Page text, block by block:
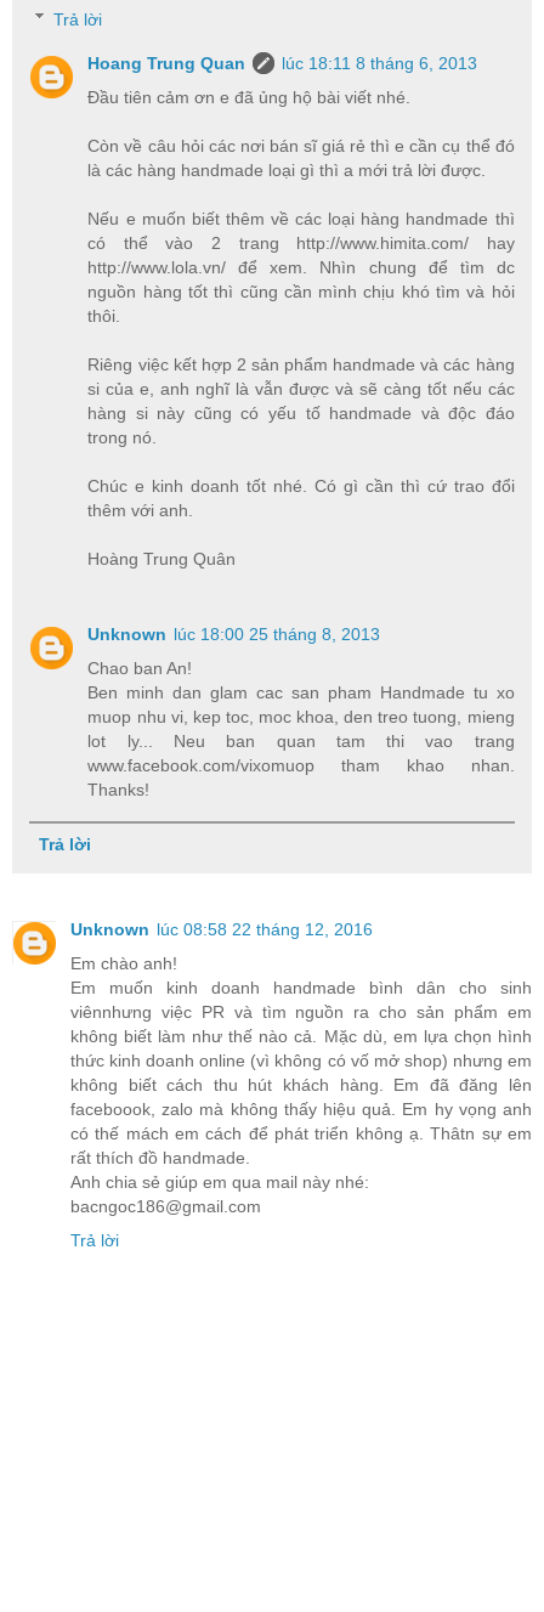
Trả lời
Hoang Trung Quan
lúc 18:11 8 tháng 6, 2013
Đầu tiên cảm ơn e đã ủng hộ bài viết nhé.
Còn về câu hỏi các nơi bán sĩ giá rẻ thì e cần cụ thể đó
là các hàng handmade loại gì thì a mới trả lời được.
Nếu e muốn biết thêm về các loại hàng handmade thì
có thể vào 2 trang http://www.himita.com/ hay
http://www.lola.vn/ để xem. Nhìn chung để tìm dc
nguồn hàng tốt thì cũng cần mình chịu khó tìm và hỏi
thôi.
Riêng việc kết hợp 2 sản phẩm handmade và các hàng
si của e, anh nghĩ là vẫn được và sẽ càng tốt nếu các
hàng si này cũng có yếu tố handmade và độc đáo
trong nó.
Chúc e kinh doanh tốt nhé. Có gì cần thì cứ trao đổi
thêm với anh.
Hoàng Trung Quân
Unknown lúc 18:00 25 tháng 8, 2013
Chao ban An!
Ben minh dan glam cac san pham Handmade tu xo
muop nhu vi, kep toc, moc khoa, den treo tuong, mieng
lot ly... Neu ban quan tam thi vao trang
www.facebook.com/vixomuop tham khao nhan.
Thanks!
Trả lời
Unknown lúc 08:58 22 tháng 12, 2016
Em chào anh!
Em muốn kinh doanh handmade bình dân cho sinh
viênnhưng việc PR và tìm nguồn ra cho sản phẩm em
không biết làm như thế nào cả. Mặc dù, em lựa chọn hình
thức kinh doanh online (vì không có vố mở shop) nhưng em
không biết cách thu hút khách hàng. Em đã đăng lên
faceboook, zalo mà không thấy hiệu quả. Em hy vọng anh
có thế mách em cách để phát triển không ạ. Thâtn sự em
rất thích đồ handmade.
Anh chia sẻ giúp em qua mail này nhé:
bacngoc186@gmail.com
Trả lời